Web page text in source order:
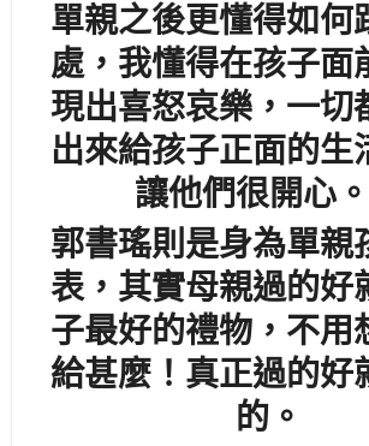
單親之後更懂得如何
處，我懂得在孩子面
現出喜怒哀樂，一切
出來給孩子正面的生
讓他們很開心。
郭書瑤則是身為單親
表，其實母親過的好
子最好的禮物，不用
給甚麼！真正過的好
的。